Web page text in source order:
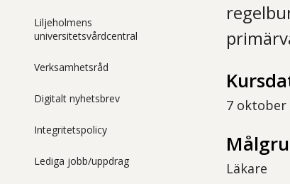
Liljeholmens
universitetsvårdcentral
Verksamhetsråd
Digitalt nyhetsbrev
Integritetspolicy
Lediga jobb/uppdrag
7 oktober
Läkare